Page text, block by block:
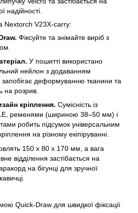
надійності.
Nextorch V23X-carry:
Фіксуйте та знімайте виріб з
У пошитті використано
нейлон з додаванням
запобігає деформуванню тканини та
на розрив.
кріплення. Сумісність із
ременями (шириною 38–50 мм) і
робить підсумок універсальним
на різному екіпіруванні.
150 х 80 х 170 мм, а вага
відділення застібається на
на бігунці для зручної
Quick-Draw для швидкої фіксації